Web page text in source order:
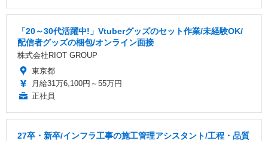
「20～30代活躍中!」Vtuberグッズのセット作業/未経験OK/
配信者グッズの梱包/オンライン面接
株式会社RIOT GROUP
東京都
月給31万6,100円～55万円
正社員
27卒・新卒/インフラ工事の施工管理アシスタント/工程・品質